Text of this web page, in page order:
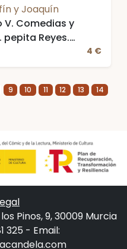
y Joaquín
Comedias y
pepita Reyes.
4 €
9 10 11 12 13
14
Pinos, 9, 30009 Murcia
325 - Email: